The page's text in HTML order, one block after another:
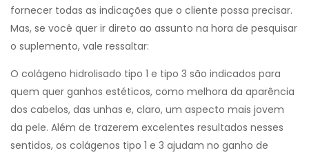
fornecer todas as indicações que o cliente possa precisar.
Mas, se você quer ir direto ao assunto na hora de pesquisar
o suplemento, vale ressaltar:
O colágeno hidrolisado tipo 1 e tipo 3 são indicados para
quem quer ganhos estéticos, como melhora da aparência
dos cabelos, das unhas e, claro, um aspecto mais jovem
da pele. Além de trazerem excelentes resultados nesses
sentidos, os colágenos tipo 1 e 3 ajudam no ganho de